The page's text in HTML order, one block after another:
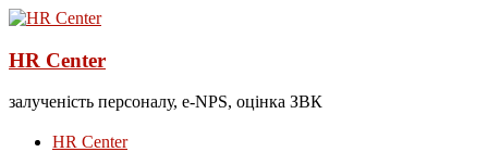
HR Center
залученість персоналу, e-NPS, оцінка ЗВК
HR Center